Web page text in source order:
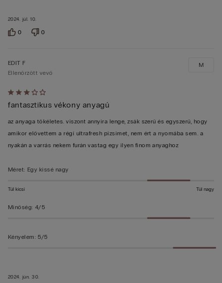
2024. júl. 10.
0 0
Értékelés:
3/5
2024. jún. 30.
EDIT F
Ellenőrzött vevő
fantasztikus vékony anyagú
az anyaga tökéletes. viszont annyira lenge, zsák szerű és egyszerű, hogy
amikor elővettem a régi ultrafresh pizsimet, nem ért a nyomába sem. a
nyakán a varrás nekem furán vastag egy ilyen finom anyaghoz
M
Méret: Egy kissé nagy
Túl kicsi Túl nagy
Minőség: 4/5
Kényelem: 5/5